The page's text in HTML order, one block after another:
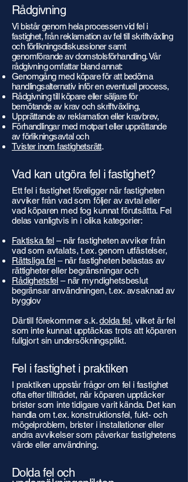
Rådgivning
Vi bistår genom hela processen vid fel i
fastighet, från reklamation av fel till skriftväxling
och förlikningsdiskussioner samt
genomförande av domstolsförhandling. Vår
rådgivning omfattar bland annat:
Genomgång med köpare för att bedöma
handlingsalternativ inför en eventuell process,
Rådgivning till köpare eller säljare för
bemötande av krav och skriftväxling,
Upprättande av reklamation eller kravbrev,
Förhandlingar med motpart eller upprättande
av förlikningsavtal och
Tvister inom fastighetsrätt.
Vad kan utgöra fel i fastighet?
Ett fel i fastighet föreligger när fastigheten
avviker från vad som följer av avtal eller
vad köparen med fog kunnat förutsätta. Fel
delas vanligtvis in i olika kategorier:
Faktiska fel – när fastigheten avviker från
vad som avtalats, t.ex. genom utfästelser,
Rättsliga fel – när fastigheten belastas av
rättigheter eller begränsningar och
Rådighetsfel – när myndighetsbeslut
begränsar användningen, t.ex. avsaknad av
bygglov
Därtill förekommer s.k.dolda fel, vilket är fel
som inte kunnat upptäckas trots att köparen
fullgjort sin undersökningsplikt.
Fel i fastighet i praktiken
I praktiken uppstår frågor om fel i fastighet
ofta efter tillträdet, när köparen upptäcker
brister som inte tidigare varit kända. Det kan
handla om t.ex. konstruktionsfel, fukt- och
mögelproblem, brister i installationer eller
andra avvikelser som påverkar fastighetens
värde eller användning.
Dolda fel och